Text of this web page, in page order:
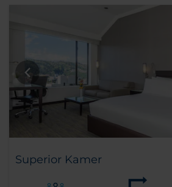
Superior Kamer